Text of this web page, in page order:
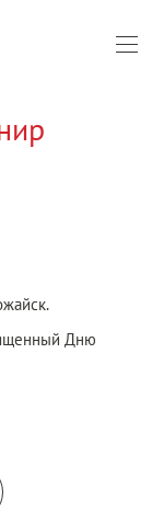
Дню